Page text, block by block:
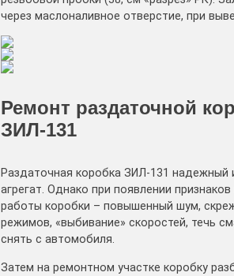
через маслоналивное отверстие, при
Ремонт раздаточной
ЗИЛ-131
Раздаточная коробка ЗИЛ-131 надежный
агрегат. Однако при появлении
работы коробки – повышенный шум,
режимов, «выбивание» скоростей, течь
снять с автомобиля.
Затем на ремонтном участке коробку